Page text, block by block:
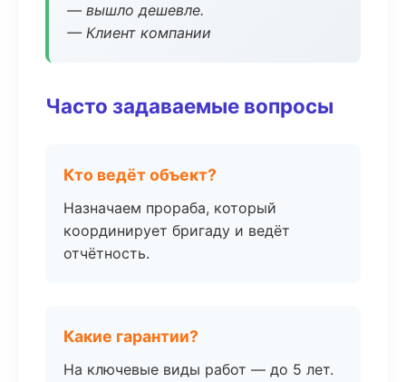
— вышло дешевле.
— Клиент компании
Часто задаваемые вопросы
Кто ведёт объект?
Назначаем прораба, который
координирует бригаду и ведёт
отчётность.
Какие гарантии?
На ключевые виды работ — до 5 лет.